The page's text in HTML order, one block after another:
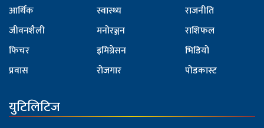
आर्थिक
जीवनशैली
फिचर
प्रवास
स्वास्थ्य
मनोरञ्जन
इमिग्रेसन
रोजगार
राजनीति
राशिफल
भिडियो
पोडकास्ट
युटिलिटिज